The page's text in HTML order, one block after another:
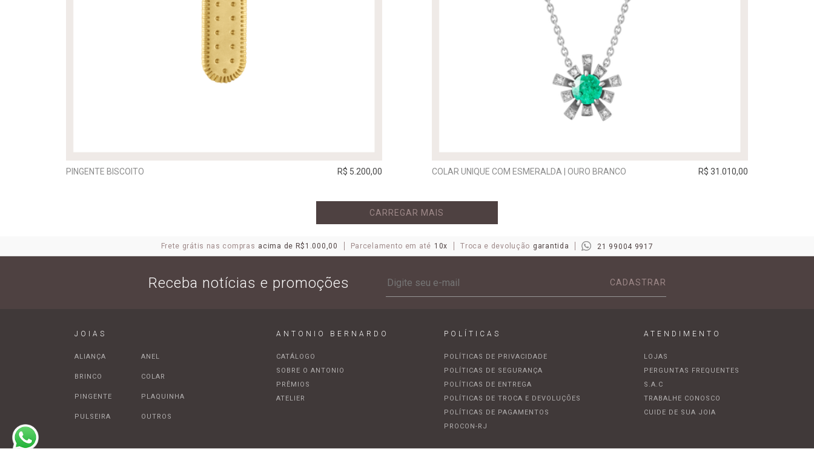
PINGENTE BISCOITO R$ 5.200,00 COLAR UNIQUE COM ESMERALDA | OURO BRANCO R$ 31.010,00
CARREGAR MAIS
Frete grátis nas compras acima de R$1.000,00 Parcelamento em até 10x Troca e devolução garantida 21 99004 9917
Receba notícias e promoções CADASTRAR
JOIAS
ALIANÇA ANEL
BRINCO COLAR
PINGENTE PLAQUINHA
PULSEIRA OUTROS
ANTONIO BERNARDO
CATÁLOGO
SOBRE O ANTONIO
PRÊMIOS
ATELIER
POLÍTICAS
POLÍTICAS DE PRIVACIDADE
POLÍTICAS DE SEGURANÇA
POLÍTICAS DE ENTREGA
POLÍTICAS DE TROCA E DEVOLUÇÕES
POLÍTICAS DE PAGAMENTOS
PROCON-RJ
ATENDIMENTO
LOJAS
PERGUNTAS FREQUENTES
S.A.C
TRABALHE CONOSCO
CUIDE DE SUA JOIA